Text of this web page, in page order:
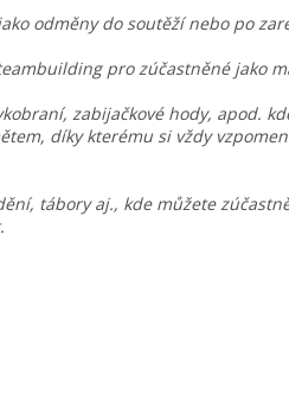
odměny do soutěží nebo po
pro zúčastněné jako
zabijačkové hody, apod.
díky kterému si vždy
tábory aj., kde můžete